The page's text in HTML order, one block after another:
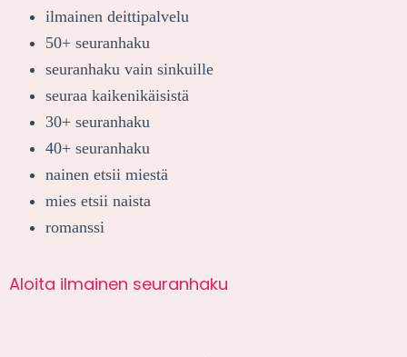
ilmainen deittipalvelu
50+ seuranhaku
seuranhaku vain sinkuille
seuraa kaikenikäisistä
30+ seuranhaku
40+ seuranhaku
nainen etsii miestä
mies etsii naista
romanssi
Aloita ilmainen seuranhaku